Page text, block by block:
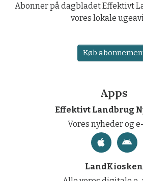
Abonner på dagbladet Effektivt
vores lokale
Køb
Apps
Effektivt Landbrug
Vores nyheder og
LandKiosken